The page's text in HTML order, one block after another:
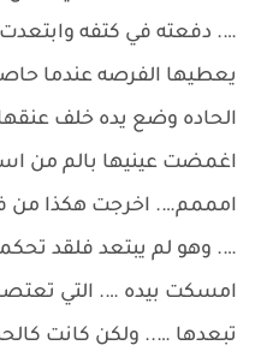
…. دفعته في كتفه
يعطيها الفرصه عندما
الحاده وضع يده خلف
اغمضت عينيها بالم من
امممم…. اخرجت هكذا من
…. وهو لم يبتعد فلقد
امسكت بيده …. التي
تبعدها ….. ولكن كانت